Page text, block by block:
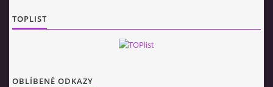
TOPLIST
OBLÍBENÉ ODKAZY